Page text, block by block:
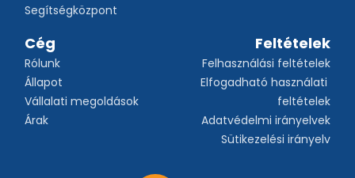
Segítségközpont
Cég
Rólunk
Állapot
Vállalati megoldások
Árak
Feltételek
Felhasználási feltételek
Elfogadható használati
feltételek
Adatvédelmi irányelvek
Sütikezelési irányelv